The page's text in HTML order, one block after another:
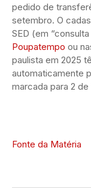
pedido de
setembro. O
SED (em
Poupatempo ou
paulista em 2025
automaticamente
marcada para 2
Fonte da Matéria